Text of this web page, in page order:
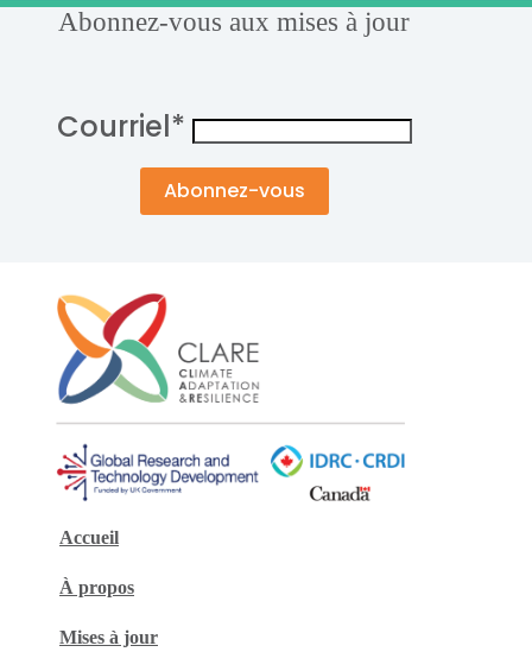
Abonnez-vous aux mises à jour
Courriel*
Accueil
À propos
Mises à jour